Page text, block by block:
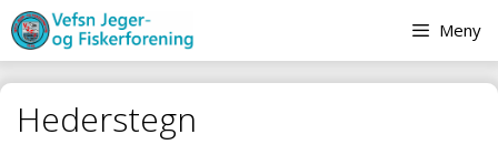
Hopp
til
innhold
Meny
Hederstegn